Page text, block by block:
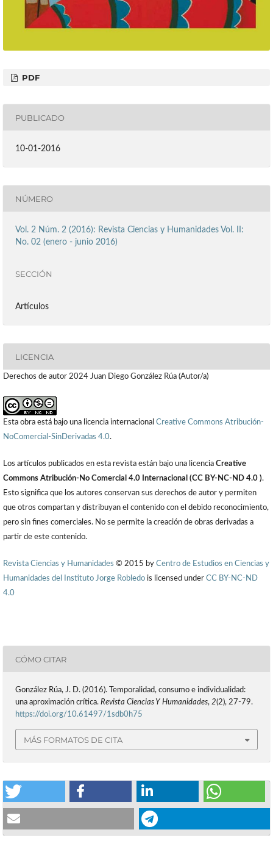
PDF
PUBLICADO
10-01-2016
NÚMERO
Vol. 2 Núm. 2 (2016): Revista Ciencias y Humanidades Vol. II:
No. 02 (enero - junio 2016)
SECCIÓN
Artículos
LICENCIA
Derechos de autor 2024 Juan Diego González Rúa (Autor/a)
Esta obra está bajo una licencia internacional Creative Commons Atribución-
NoComercial-SinDerivadas 4.0.
Los artículos publicados en esta revista están bajo una licencia Creative
Commons Atribución-No Comercial 4.0 Internacional (CC BY-NC-ND 4.0 ).
Esto significa que los autores conservan sus derechos de autor y permiten
que otros compartan y distribuyan el contenido con el debido reconocimiento,
pero sin fines comerciales. No se permite la creación de obras derivadas a
partir de este contenido.
Revista Ciencias y Humanidades © 2015 by Centro de Estudios en Ciencias y
Humanidades del Instituto Jorge Robledo is licensed under CC BY-NC-ND
4.0
CÓMO CITAR
González Rúa, J. D. (2016). Temporalidad, consumo e individualidad:
una aproximación crítica. Revista Ciencias Y Humanidades, 2(2), 27-79.
https://doi.org/10.61497/1sdb0h75
MÁS FORMATOS DE CITA